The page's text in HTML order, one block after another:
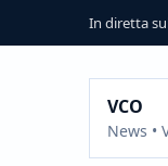
In diretta
VCO
News •